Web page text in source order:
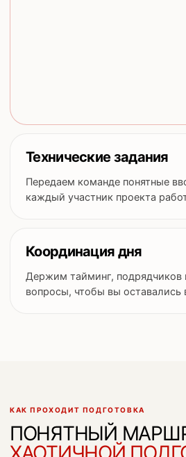
Технические задания
Передаем команде понятные
каждый участник проекта
Координация дня
Держим тайминг, подрядчиков
вопросы, чтобы вы оставались
КАК ПРОХОДИТ ПОДГОТОВКА
ПОНЯТНЫЙ